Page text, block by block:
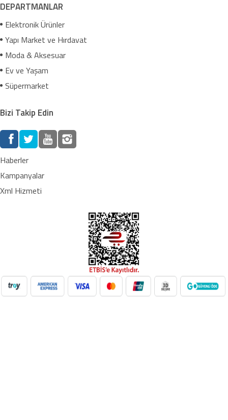
DEPARTMANLAR
Elektronik Ürünler
Yapı Market ve Hırdavat
Moda & Aksesuar
Ev ve Yaşam
Süpermarket
Bizi Takip Edin
Haberler
Kampanyalar
Xml Hizmeti